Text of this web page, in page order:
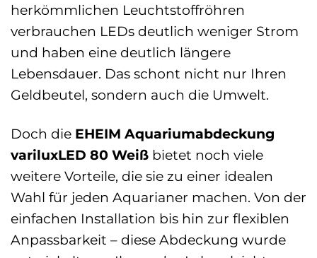
herkömmlichen Leuchtstoffröhren
verbrauchen LEDs deutlich weniger Strom
und haben eine deutlich längere
Lebensdauer. Das schont nicht nur Ihren
Geldbeutel, sondern auch die Umwelt.
Doch die EHEIM Aquariumabdeckung
variluxLED 80 Weiß bietet noch viele
weitere Vorteile, die sie zu einer idealen
Wahl für jeden Aquarianer machen. Von der
einfachen Installation bis hin zur flexiblen
Anpassbarkeit – diese Abdeckung wurde